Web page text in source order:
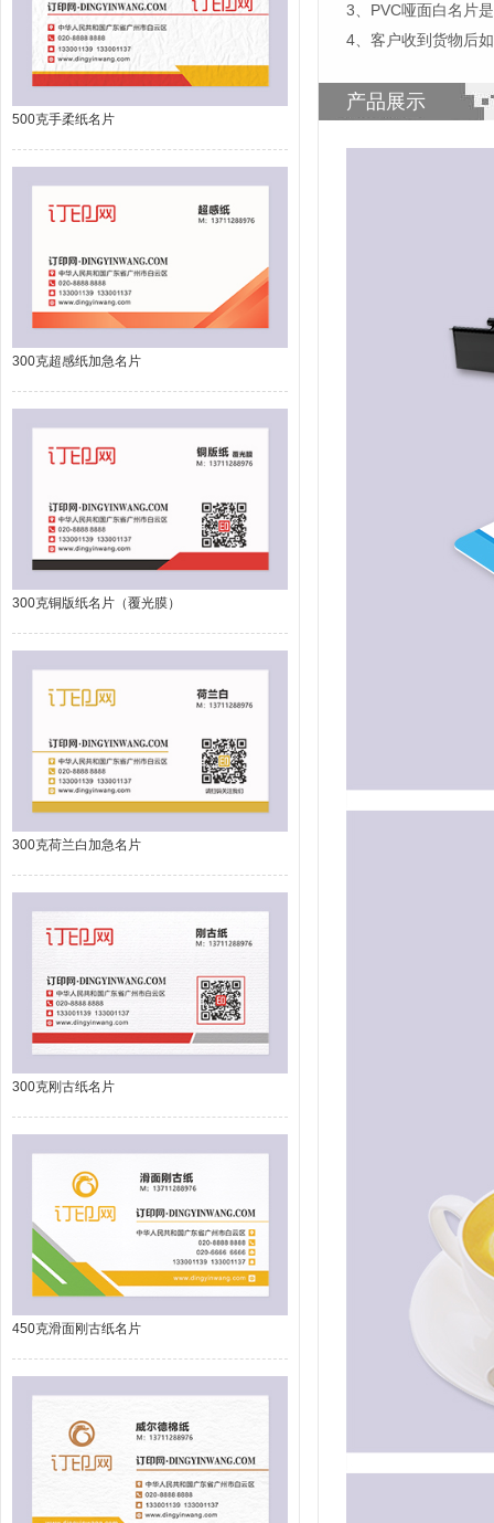
500克手柔纸名片
300克超感纸加急名片
300克铜版纸名片（覆光膜）
300克荷兰白加急名片
300克刚古纸名片
450克滑面刚古纸名片
3、PVC哑面白名片
4、客户收到货物后
产品展示